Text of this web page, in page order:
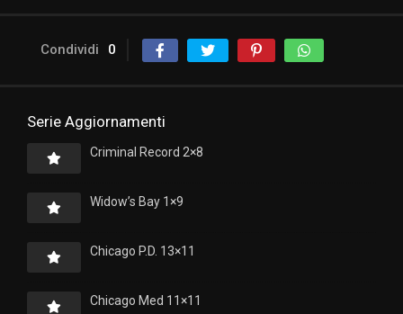
Condividi 0
Serie Aggiornamenti
Criminal Record 2×8
Widow’s Bay 1×9
Chicago P.D. 13×11
Chicago Med 11×11